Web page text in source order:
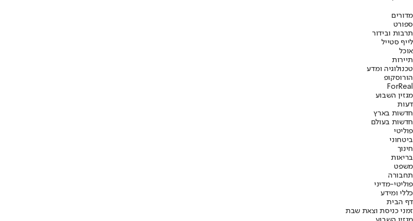
מדורים
ספורט
תרבות ובידור
לייף סטייל
אוכל
תיירות
טכנולוגיה ומדע
הורוסקופ
ForReal
מגזין השבוע
דעות
חדשות בארץ
חדשות בעולם
פוליטי
ביטחוני
חינוך
בריאות
משפט
תחבורה
פוליטי-מדיני
כללי ומידע
דף הבית
זמני כניסת וצאת שבת